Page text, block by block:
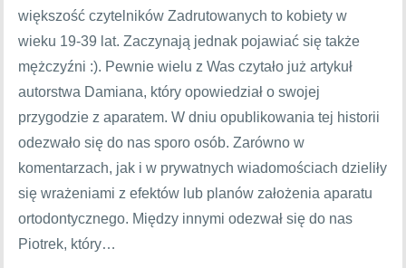
większość czytelników Zadrutowanych to kobiety w
wieku 19-39 lat. Zaczynają jednak pojawiać się także
mężczyźni :). Pewnie wielu z Was czytało już artykuł
autorstwa Damiana, który opowiedział o swojej
przygodzie z aparatem. W dniu opublikowania tej historii
odezwało się do nas sporo osób. Zarówno w
komentarzach, jak i w prywatnych wiadomościach dzieliły
się wrażeniami z efektów lub planów założenia aparatu
ortodontycznego. Między innymi odezwał się do nas
Piotrek, który…